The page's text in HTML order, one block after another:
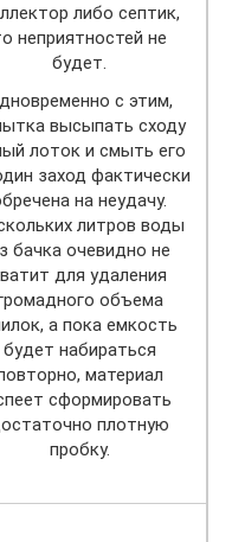
либо септик,
неприятностей не
будет.
с этим,
высыпать сходу
лоток и смыть его
заход фактически
на неудачу.
литров воды
бачка очевидно не
для удаления
объема
а пока емкость
будет набираться
материал
сформировать
плотную
пробку.